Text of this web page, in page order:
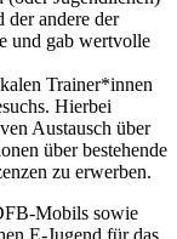
der andere der
und gab wertvolle
Trainer*innen
Hierbei
Austausch über
über bestehende
zu erwerben.
Mobils sowie
E-Jugend für das